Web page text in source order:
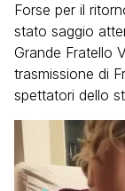
Forse per il
stato saggio
Grande Fratello
trasmissione di
spettatori dello